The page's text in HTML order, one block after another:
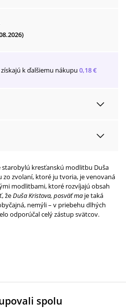
získajú k ďalšiemu nákupu 0,18 €
starobylú kresťanskú modlitbu Duša
zo zvolaní, ktoré ju tvoria, je venovaná
modlitbami, ktoré rozvíjajú obsah
žeDuša Kristova, posväť ma je taká
nemýli – v priebehu dlhých
odporúčal celý zástup svätcov.
spolu